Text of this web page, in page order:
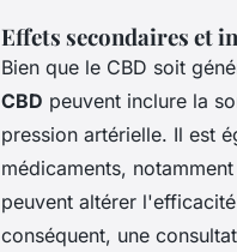
Effets secondaires et
Bien que le CBD soit
CBD peuvent inclure la
pression artérielle. Il est
médicaments,
peuvent altérer
conséquent, une